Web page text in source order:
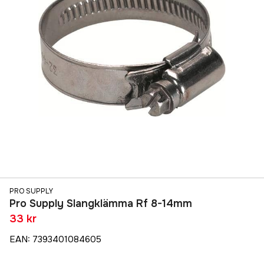
PRO SUPPLY
Pro Supply Slangklämma Rf 8-14mm
33 kr
EAN: 7393401084605